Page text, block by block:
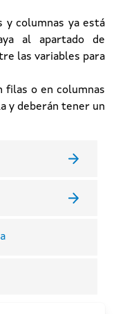
y columnas ya está
al apartado de
las variables para
filas o en columnas
y deberán tener un